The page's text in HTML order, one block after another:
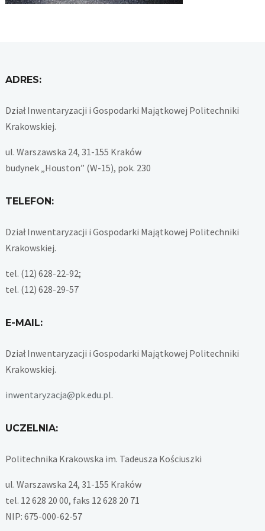
ADRES:
Dział Inwentaryzacji i Gospodarki Majątkowej Politechniki
Krakowskiej.
ul. Warszawska 24, 31-155 Kraków
budynek „Houston” (W-15), pok. 230
TELEFON:
Dział Inwentaryzacji i Gospodarki Majątkowej Politechniki
Krakowskiej.
tel. (12) 628-22-92;
tel. (12) 628-29-57
E-MAIL:
Dział Inwentaryzacji i Gospodarki Majątkowej Politechniki
Krakowskiej.
inwentaryzacja@pk.edu.pl.
UCZELNIA:
Politechnika Krakowska im. Tadeusza Kościuszki
ul. Warszawska 24, 31-155 Kraków
tel. 12 628 20 00, faks 12 628 20 71
NIP: 675-000-62-57